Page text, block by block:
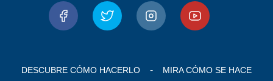
DESCUBRE CÓMO HACERLO MIRA CÓMO SE HACE